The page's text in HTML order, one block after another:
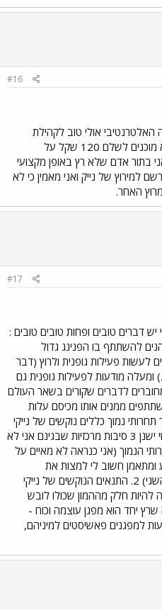
#16
האלטרנטיבי אולי טוב לקהילת
הרצים האידאליסטים שלא מוכנים לשלם 120 שקל על
בתור אדם שלא רץ באופן מקצועי
למירוץ של נייק ואני מאמין כי לא
האחר.
#17
דברים טובים ופחות טובים טובים :
להשתתף בו הפנינג גדול
פעילות גופנית ולרוץ (דבר
מודעות לפעילות גופנית גם
לדברים שקורים בשאר העולם
ממנים אותו מכיסם עלות
נמוך כללים נוקשים של נייקי
להשתתפות בתחרות באופן אישי ישנן 3 סיבות מרכזיות שבגינם אני לא
הערך התחרותי הנמוך (אני כנראה לא מאיים על
ומתאמן חשוב לי למצות את
המקסימום מהריצה שלי בפן ההשגי) 2. התנאים הנוקשים של נייקי
הלא זול 3. החובה להיות חלק מההמון שכולו לובש
יחד הוא מפגן עוצמה וכוח -
למפגנים פאשיסטים למיניהם,